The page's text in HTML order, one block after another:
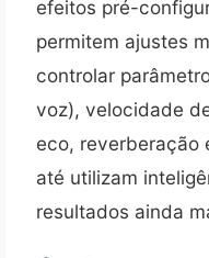
efeitos pré-
permitem ajustes
controlar
voz), velocidade
eco, reverberação
até utilizam
resultados ainda